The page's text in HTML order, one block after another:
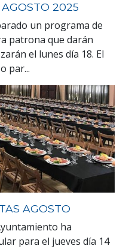
AGOSTO 2025
un programa de
patrona que darán
el lunes día 18. El
par...
AGOSTO
ha
para el jueves día 14